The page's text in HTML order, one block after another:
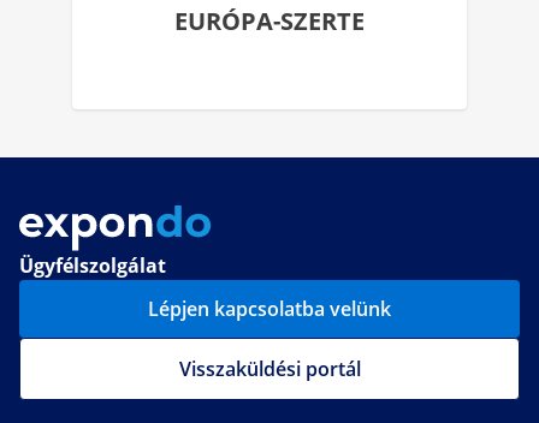
EURÓPA-SZERTE
Ügyfélszolgálat
Lépjen kapcsolatba velünk
Visszaküldési portál